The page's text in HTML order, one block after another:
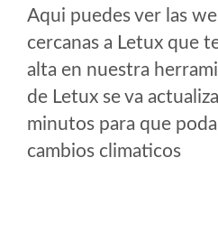
Aqui puedes ver las
cercanas a Letux que
alta en nuestra
de Letux se va
minutos para que
cambios climaticos